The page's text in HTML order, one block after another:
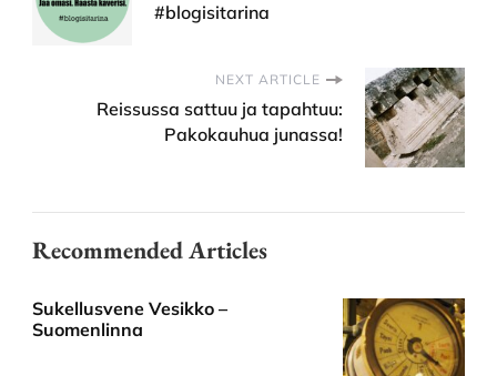
#blogisitarina
NEXT ARTICLE
Reissussa sattuu ja tapahtuu:
Pakokauhua junassa!
Recommended Articles
Sukellusvene Vesikko –
Suomenlinna